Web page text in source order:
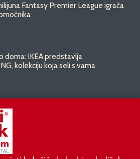
Fantasy Premier League igrača
doma: IKEA predstavlja
kolekciju koja seli s vama
predstavio luksuznu limuzinu veću od
S-klase, obećava domet do 1.000